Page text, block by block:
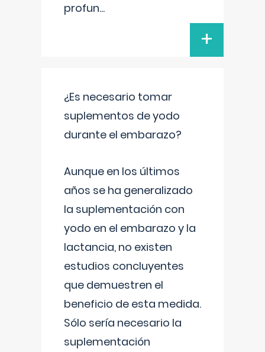
profun...
+
¿Es necesario tomar
suplementos de yodo
durante el embarazo?
Aunque en los últimos
años se ha generalizado
la suplementación con
yodo en el embarazo y la
lactancia, no existen
estudios concluyentes
que demuestren el
beneficio de esta medida.
Sólo sería necesario la
suplementación